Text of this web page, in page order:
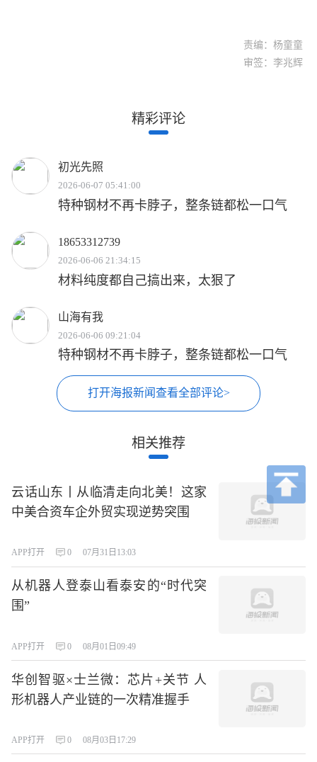
责编：杨童童
审签：李兆辉
精彩评论
初光先照
2026-06-07 05:41:00
特种钢材不再卡脖子，整条链都松一口气
18653312739
2026-06-06 21:34:15
材料纯度都自己搞出来，太狠了
山海有我
2026-06-06 09:21:04
特种钢材不再卡脖子，整条链都松一口气
打开海报新闻查看全部评论>
相关推荐
云话山东丨从临清走向北美！这家
中美合资车企外贸实现逆势突围
APP打开 0 07月31日13:03
从机器人登泰山看泰安的“时代突
围”
APP打开 0 08月01日09:49
华创智驱×士兰微：芯片+关节 人
形机器人产业链的一次精准握手
APP打开 0 08月03日17:29